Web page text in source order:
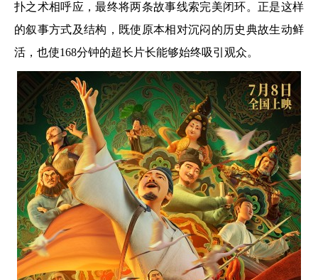
扑之术相呼应，最终将两条故事线索完美闭环。正是这样
的叙事方式及结构，既使原本相对沉闷的历史典故生动鲜
活，也使168分钟的超长片长能够始终吸引观众。